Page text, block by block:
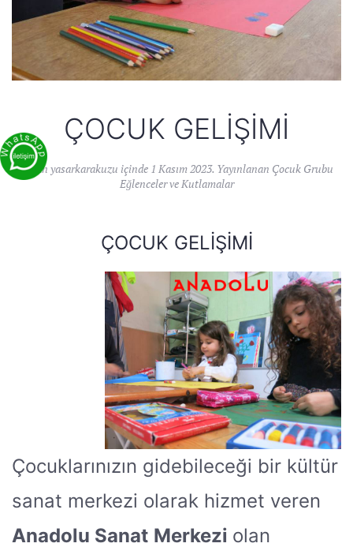
ÇOCUK GELIŞIMI
Yazan yasarkarakuzu içinde 1 Kasım 2023. Yayınlanan Çocuk Grubu
Eğlenceler ve Kutlamalar
ÇOCUK GELIŞIMI
Çocuklarınızın gidebileceği bir kültür
sanat merkezi olarak hizmet veren
Anadolu Sanat Merkezi olan